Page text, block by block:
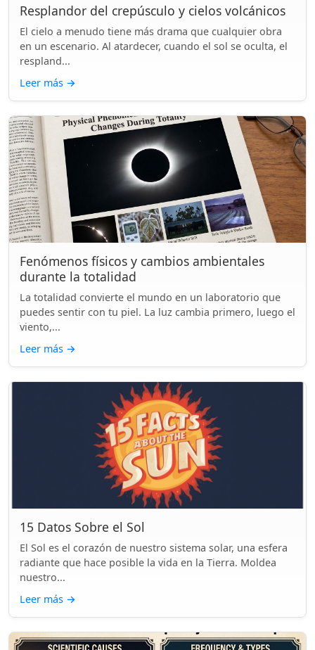
Resplandor del crepúsculo y cielos volcánicos
El cielo a menudo tiene más drama que cualquier obra
en un escenario. Al atardecer, cuando el sol se oculta, el
respland...
Leer más →
Fenómenos físicos y cambios ambientales
durante la totalidad
La totalidad convierte el mundo en un laboratorio que
puedes sentir con tu piel. La luz cambia primero, luego el
viento,...
Leer más →
15 Datos Sobre el Sol
El Sol es el corazón de nuestro sistema solar, una esfera
radiante que hace posible la vida en la Tierra. Moldea
nuestro...
Leer más →